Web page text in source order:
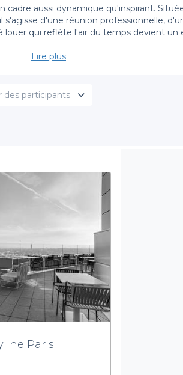
aussi dynamique qu'inspirant.
d'une réunion professionnelle,
louer qui reflète l'air du temps devient un
à louer à Courbevoie. Notre
une décoration moderne ou des
pour garantir un cadre agréable et
en tous genres – alcoolisées ou
pour vous aider à faire le meilleur
de votre événement tout en accédant
de notre expertise pour rendre votre
que Courbevoie a à offrir. Faites le
Lire plus
des participants
Paris